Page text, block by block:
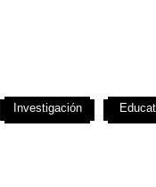
Investigación